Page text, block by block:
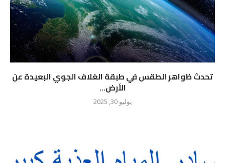
تحدث ظواهر الطقس في طبقة الغلاف الجوي البعيدة عن
الأرض...
يوليو 30, 2025